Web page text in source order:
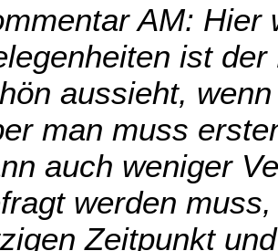
AM: Hier
ist
aussieht,
man muss
auch weniger
werden
Zeitpunkt